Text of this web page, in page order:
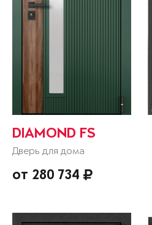
DIAMOND FS
Дверь для дома
от 280 734